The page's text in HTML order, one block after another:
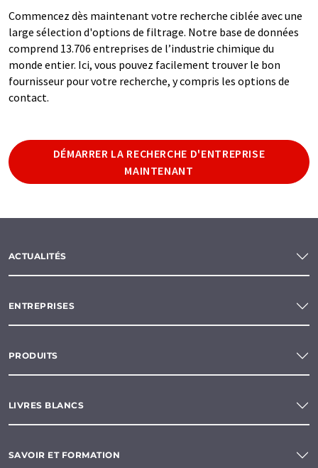
Commencez dès maintenant votre recherche ciblée avec une
large sélection d'options de filtrage. Notre base de données
comprend 13.706 entreprises de l’industrie chimique du
monde entier. Ici, vous pouvez facilement trouver le bon
fournisseur pour votre recherche, y compris les options de
contact.
DÉMARRER LA RECHERCHE D'ENTREPRISE
MAINTENANT
ACTUALITÉS
ENTREPRISES
PRODUITS
LIVRES BLANCS
SAVOIR ET FORMATION